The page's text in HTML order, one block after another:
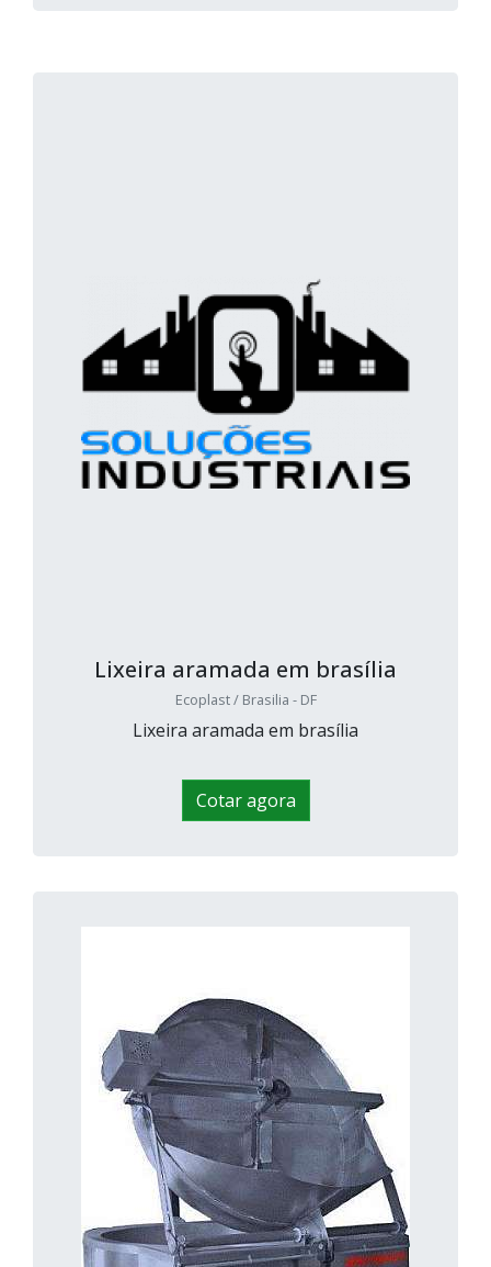
Lixeira aramada em brasília
Ecoplast / Brasilia - DF
Lixeira aramada em brasília
Cotar agora